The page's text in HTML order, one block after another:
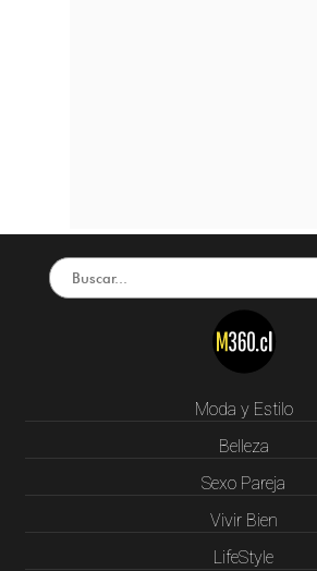
Moda y Estilo
Belleza
Sexo Pareja
Vivir Bien
LifeStyle